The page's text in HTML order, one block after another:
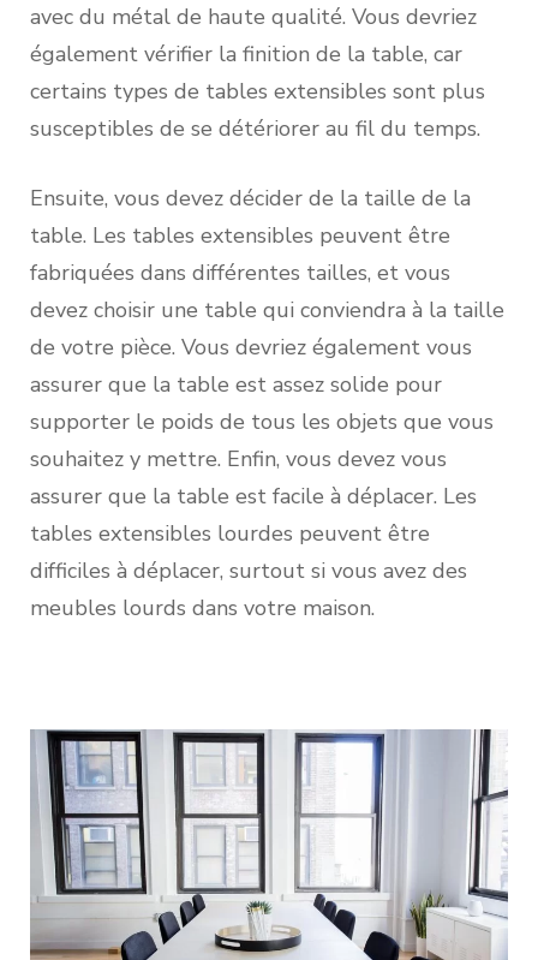
avec du métal de haute qualité. Vous devriez
également vérifier la finition de la table, car
certains types de tables extensibles sont plus
susceptibles de se détériorer au fil du temps.
Ensuite, vous devez décider de la taille de la
table. Les tables extensibles peuvent être
fabriquées dans différentes tailles, et vous
devez choisir une table qui conviendra à la taille
de votre pièce. Vous devriez également vous
assurer que la table est assez solide pour
supporter le poids de tous les objets que vous
souhaitez y mettre. Enfin, vous devez vous
assurer que la table est facile à déplacer. Les
tables extensibles lourdes peuvent être
difficiles à déplacer, surtout si vous avez des
meubles lourds dans votre maison.